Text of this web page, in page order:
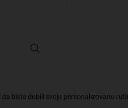
Creme with Silk Groom™ -
biste dobili svoju personalizovanu